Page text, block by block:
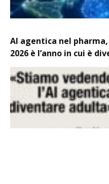
AI agentica nel pharma,
2026 è l’anno in cui è